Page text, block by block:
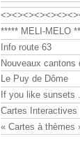
***** MELI-MELO
Info route 63
Nouveaux cantons
Le Puy de Dôme
If you like sunsets
Cartes Interactives
« Cartes à thèmes